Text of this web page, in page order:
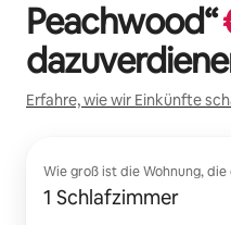
Peachwood“
Erfahre, wie wir Einkünfte
Wie groß ist die Wohnung,
1 Schlafzimmer